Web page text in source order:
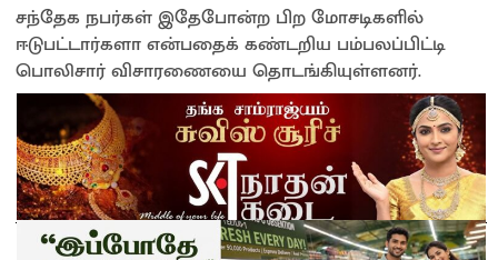
சந்தேக நபர்கள் இதேபோன்ற பிற மோசடிகளில்
ஈடுபட்டார்களா என்பதைக் கண்டறிய பம்பலப்பிட்டி
பொலிசார் விசாரணையை தொடங்கியுள்ளனர்.